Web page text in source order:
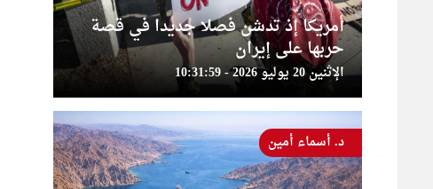
أمريكا إذ تدشن فصلا جديدا في قصة
حربها على إيران
الإثنين 20 يوليو 2026 - 10:31:59
د. أسماء أمين